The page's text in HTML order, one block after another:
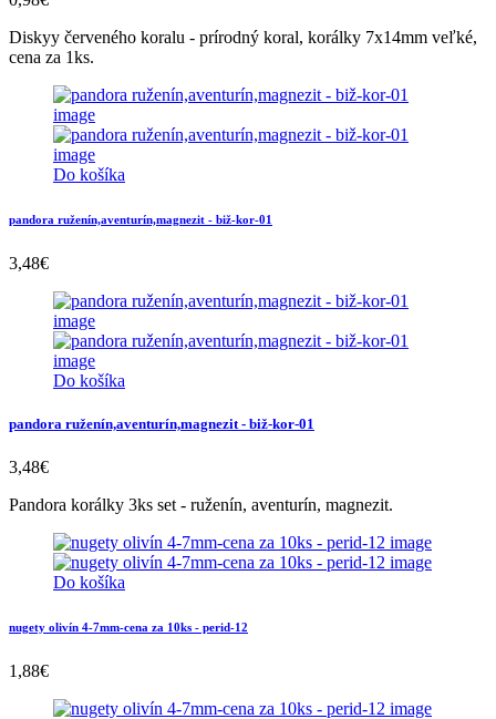
Diskyy červeného koralu - prírodný koral, korálky 7x14mm veľké,
cena za 1ks.
Do košíka
pandora ruženín,aventurín,magnezit - biž-kor-01
3,48€
Do košíka
pandora ruženín,aventurín,magnezit - biž-kor-01
3,48€
Pandora korálky 3ks set - ruženín, aventurín, magnezit.
Do košíka
nugety olivín 4-7mm-cena za 10ks - perid-12
1,88€